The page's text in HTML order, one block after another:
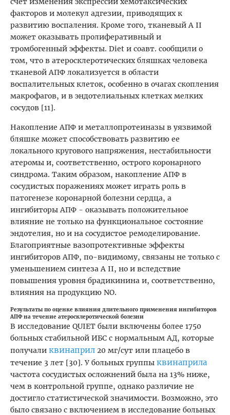
факторов и молекул адгезии, приводящих к
развитию воспаления. Кроме того, тканевый A II
может оказывать пролиферативный и
тромбогенный эффекты. Diet и соавт. сообщили о
том, что в атеросклеротических бляшках человека
тканевой АПФ локализуется в области
воспалительных клеток, особенно в очагах скопления
макрофагов, и в эндотелиальных клетках мелких
сосудов [11].
Накопление АПФ и металлопротеиназы в уязвимой
бляшке может способствовать развитию ее
локального кругового напряжения, нестабильности
атеромы и, соответственно, острого коронарного
синдрома. Таким образом, накопление АПФ в
сосудистых поражениях может играть роль в
патогенезе коронарной болезни сердца, а
ингибиторы АПФ - оказывать положительное
влияние не только на функциональное состояние
эндотелия, но и на сосудистое ремоделирование.
Благоприятные вазопротективные эффекты
ингибиторов АПФ, по-видимому, связаны не только с
уменьшением синтеза A II, но и вследствие
повышения уровня брадикинина и, соответственно,
влияния на продукцию NO.
Результаты по оценке влияния длительного применения ингибиторов
АПФ на течение атеросклеротической болезни
В исследование QUIET были включены более 1750
больных стабильной ИБС с нормальным АД, которые
получали квинаприл 20 мг/сут или плацебо в
течение 3 лет [30]. У больных группы квинаприла
частота сосудистых осложнений была на 13% ниже,
чем в контрольной группе, однако различие не
достигло статистической значимости. Возможно, это
было связано с включением в исследование больных